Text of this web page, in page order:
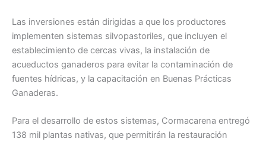
Las inversiones están dirigidas a que los productores
implementen sistemas silvopastoriles, que incluyen el
establecimiento de cercas vivas, la instalación de
acueductos ganaderos para evitar la contaminación de
fuentes hídricas, y la capacitación en Buenas Prácticas
Ganaderas.
Para el desarrollo de estos sistemas, Cormacarena entregó
138 mil plantas nativas, que permitirán la restauración